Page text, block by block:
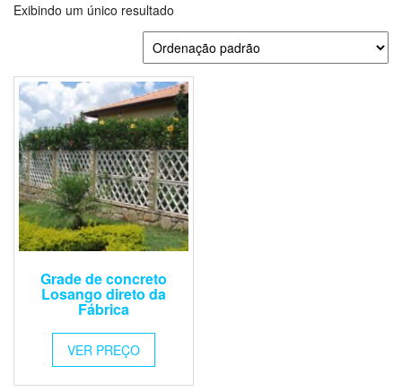
Exibindo um único resultado
Grade de concreto
Losango direto da
Fábrica
VER PREÇO